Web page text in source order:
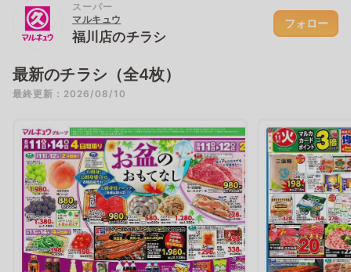
スーパー
マルキュウ
福川店のチラシ
フォロー
最新のチラシ（全4枚）
最終更新：2026/08/10